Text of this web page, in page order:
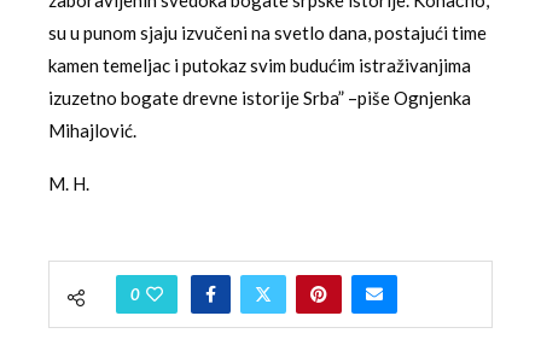
su u punom sjaju izvučeni na svetlo dana, postajući time
kamen temeljac i putokaz svim budućim istraživanjima
izuzetno bogate drevne istorije Srba” –piše Ognjenka
Mihajlović.
M. H.
0